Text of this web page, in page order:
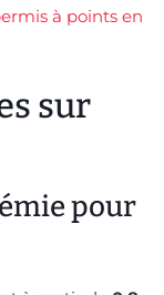
à points en
sur
pour